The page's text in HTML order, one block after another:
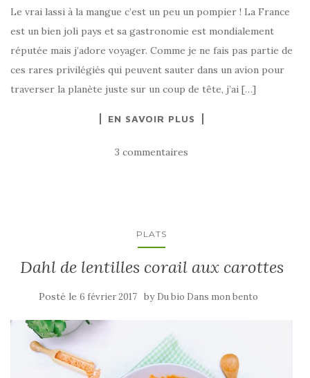
Le vrai lassi à la mangue c’est un peu un pompier ! La France
est un bien joli pays et sa gastronomie est mondialement
réputée mais j’adore voyager. Comme je ne fais pas partie de
ces rares privilégiés qui peuvent sauter dans un avion pour
traverser la planète juste sur un coup de tête, j’ai […]
EN SAVOIR PLUS
3 commentaires
PLATS
Dahl de lentilles corail aux carottes
Posté le 6 février 2017 by Du bio Dans mon bento